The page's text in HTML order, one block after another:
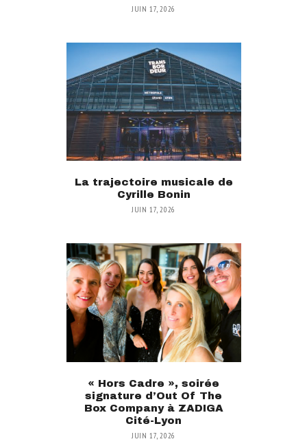
JUIN 17, 2026
La trajectoire musicale de
Cyrille Bonin
JUIN 17, 2026
« Hors Cadre », soirée
signature d’Out Of The
Box Company à ZADIGA
Cité-Lyon
JUIN 17, 2026